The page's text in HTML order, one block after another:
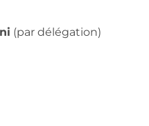
(par délégation)